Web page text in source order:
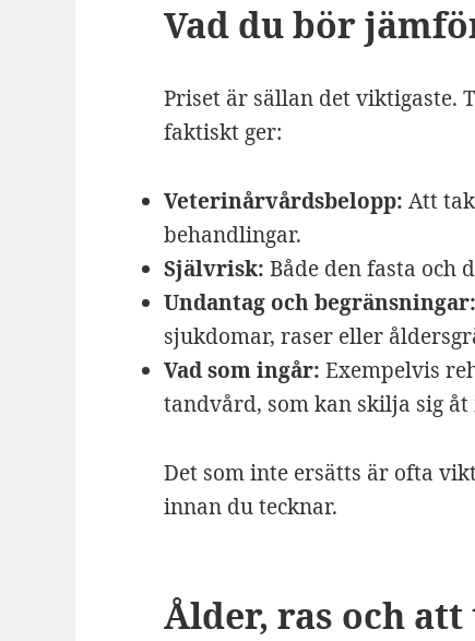
Vad du bör
Priset är sällan det viktigaste.
faktiskt ger:
Veterinårvårdsbelopp: Att
behandlingar.
Självrisk: Både den fasta och
Undantag och begränsningar:
sjukdomar, raser eller
Vad som ingår: Exempelvis
tandvård, som kan skilja sig åt
Det som inte ersätts är ofta
innan du tecknar.
Ålder, ras och